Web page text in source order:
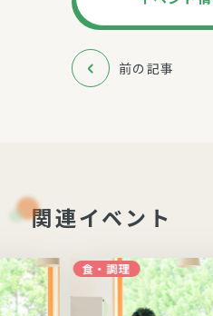
前の記事
関連イベント
食・調理